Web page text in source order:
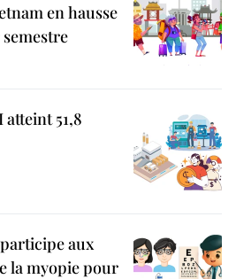
en hausse
semestre
atteint 51,8
aux
la myopie pour